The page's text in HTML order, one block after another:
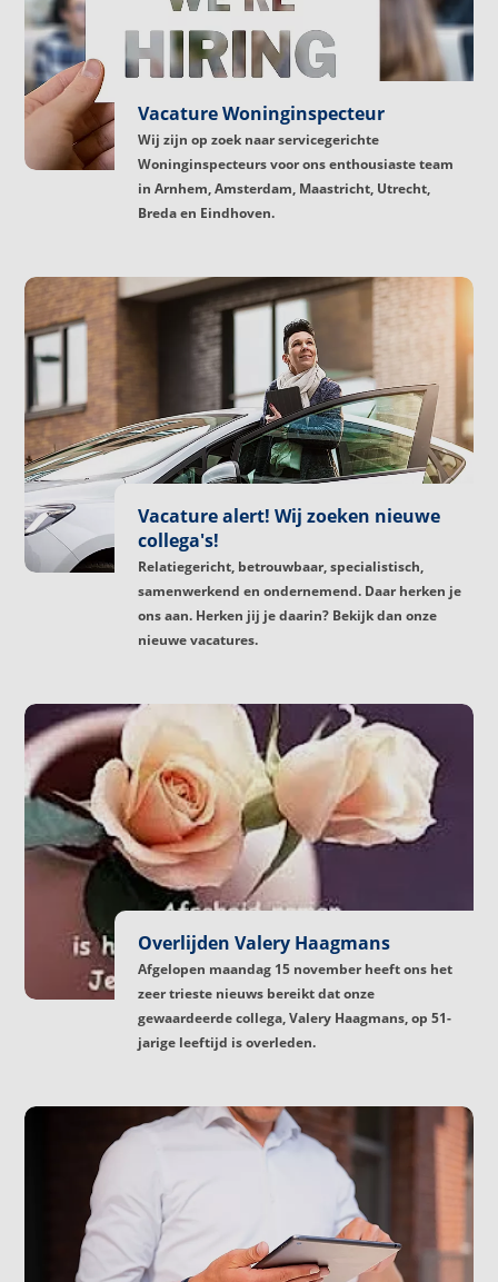
Vacature Woninginspecteur
Wij zijn op zoek naar servicegerichte
Woninginspecteurs voor ons enthousiaste team
in Arnhem, Amsterdam, Maastricht, Utrecht,
Breda en Eindhoven.
Vacature alert! Wij zoeken nieuwe
collega's!
Relatiegericht, betrouwbaar, specialistisch,
samenwerkend en ondernemend. Daar herken je
ons aan. Herken jij je daarin? Bekijk dan onze
nieuwe vacatures.
Overlijden Valery Haagmans
Afgelopen maandag 15 november heeft ons het
zeer trieste nieuws bereikt dat onze
gewaardeerde collega, Valery Haagmans, op 51-
jarige leeftijd is overleden.